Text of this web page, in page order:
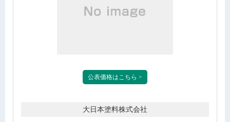
公表価格はこちら >
大日本塗料株式会社